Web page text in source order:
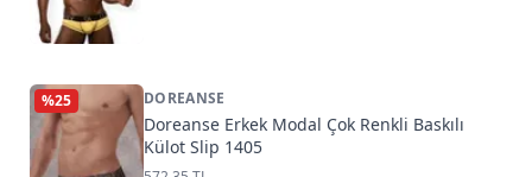
%25 DOREANSE
Doreanse Erkek Modal Çok Renkli Baskılı
Külot Slip 1405